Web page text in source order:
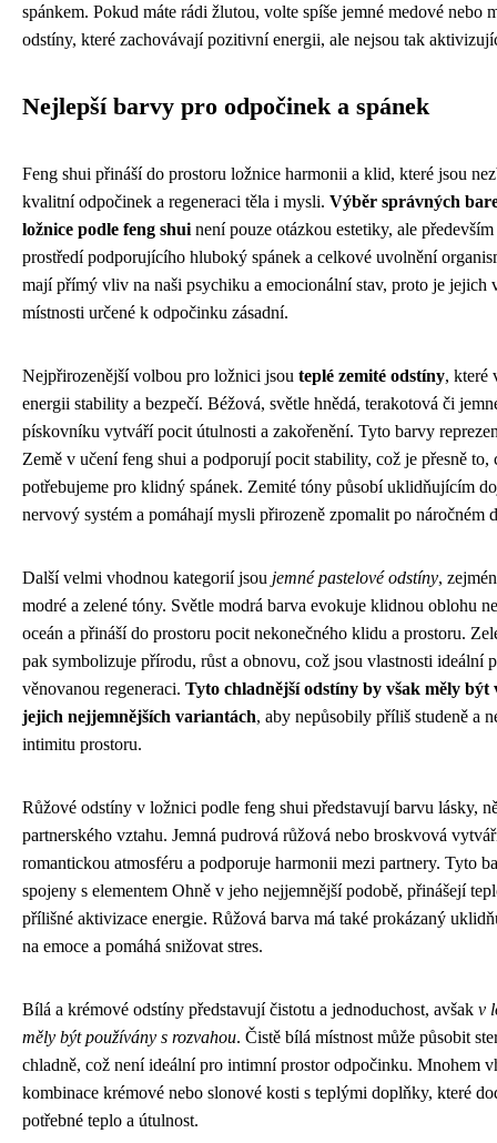
spánkem. Pokud máte rádi žlutou, volte spíše jemné medové nebo
odstíny, které zachovávají pozitivní energii, ale nejsou tak
Nejlepší barvy pro odpočinek a spánek
Feng shui přináší do prostoru ložnice harmonii a klid, které jsou
kvalitní odpočinek a regeneraci těla i mysli. Výběr správných
ložnice podle feng shui není pouze otázkou estetiky, ale
prostředí podporujícího hluboký spánek a celkové uvolnění
mají přímý vliv na naši psychiku a emocionální stav, proto je jejich
místnosti určené k odpočinku zásadní.
Nejpřirozenější volbou pro ložnici jsou teplé zemité odstíny, které
energii stability a bezpečí. Béžová, světle hnědá, terakotová či
pískovníku vytváří pocit útulnosti a zakořenění. Tyto barvy
Země v učení feng shui a podporují pocit stability, což je přesně to,
potřebujeme pro klidný spánek. Zemité tóny působí uklidňujícím
nervový systém a pomáhají mysli přirozeně zpomalit po náročném
Další velmi vhodnou kategorií jsou jemné pastelové odstíny,
modré a zelené tóny. Světle modrá barva evokuje klidnou oblohu
oceán a přináší do prostoru pocit nekonečného klidu a prostoru.
pak symbolizuje přírodu, růst a obnovu, což jsou vlastnosti ideální
věnovanou regeneraci. Tyto chladnější odstíny by však měly být
jejich nejjemnějších variantách, aby nepůsobily příliš studeně a
intimitu prostoru.
Růžové odstíny v ložnici podle feng shui představují barvu lásky,
partnerského vztahu. Jemná pudrová růžová nebo broskvová
romantickou atmosféru a podporuje harmonii mezi partnery. Tyto
spojeny s elementem Ohně v jeho nejjemnější podobě, přinášejí
přílišné aktivizace energie. Růžová barva má také prokázaný
na emoce a pomáhá snižovat stres.
Bílá a krémové odstíny představují čistotu a jednoduchost, avšak v
měly být používány s rozvahou. Čistě bílá místnost může působit
chladně, což není ideální pro intimní prostor odpočinku. Mnohem
kombinace krémové nebo slonové kosti s teplými doplňky, které
potřebné teplo a útulnost.